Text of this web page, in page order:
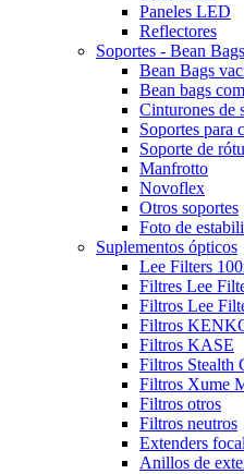
Paneles LED
Reflectores
Soportes - Bean Bags
Bean Bags
Bean bags
Cinturones de
Soportes para
Soporte de
Manfrotto
Novoflex
Otros soportes
Foto de
Suplementos ópticos
Lee Filters
Filtres Lee
Filtros Lee
Filtros
Filtros KASE
Filtros Stealth
Filtros Xume
Filtros otros
Filtros neutros
Extenders
Anillos de